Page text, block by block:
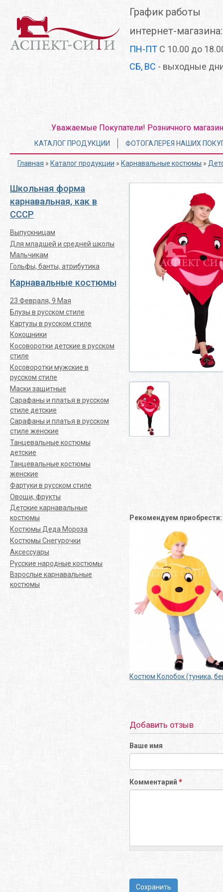
основному
содержанию
График работы
интернет-магазина:
ПН-ПТ С 10.00 до
СБ, ВС - выходные
Уважаемые Покупатели! Розничного
Главное
меню
КАТАЛОГ ПРОДУКЦИИ ФОТОГАЛЕРЕЯ НАШИХ
Главная » Каталог продукции » Карнавальные костюмы »
Школьная форма
карнавальная, как в
СССР
Выпускницам
Для младшей и средней школы
Мальчикам
Гольфы, банты, атрибутика
Карнавальные костюмы
23 Февраля, 9 Мая
Блузы в русском стиле
Картузы в русском стиле
Кокошники
Косоворотки детские в русском
стиле
Косоворотки мужские в
русском стиле
Маски защитные
Сарафаны и платья в русском
стиле детские
Сарафаны и платья в русском
стиле женские
Танцевальные костюмы
детские
Танцевальные костюмы
женские
Фартуки в русском стиле
Овощи, фрукты
Детские карнавальные
костюмы
Костюмы Деда Мороза
Костюмы Снегурочки
Аксессуары
Русские народные костюмы
Взрослые карнавальные
костюмы
Рекомендуем приобрести:
Костюм Колобок (туника,
Добавить отзыв
Ваше имя
Комментарий *
Сохранить